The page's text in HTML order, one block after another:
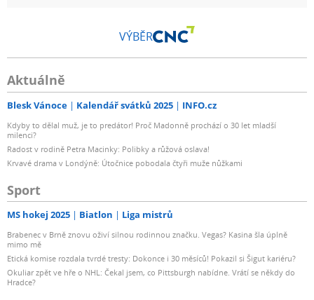
VÝBĚR
Aktuálně
Blesk Vánoce Kalendář svátků 2025 INFO.cz
Kdyby to dělal muž, je to predátor! Proč Madonně prochází o 30 let mladší
milenci?
Radost v rodině Petra Macinky: Polibky a růžová oslava!
Krvavé drama v Londýně: Útočnice pobodala čtyři muže nůžkami
Sport
MS hokej 2025 Biatlon Liga mistrů
Brabenec v Brně znovu oživí silnou rodinnou značku. Vegas? Kasina šla úplně
mimo mě
Etická komise rozdala tvrdé tresty: Dokonce i 30 měsíců! Pokazil si Šigut kariéru?
Okuliar zpět ve hře o NHL: Čekal jsem, co Pittsburgh nabídne. Vrátí se někdy do
Hradce?